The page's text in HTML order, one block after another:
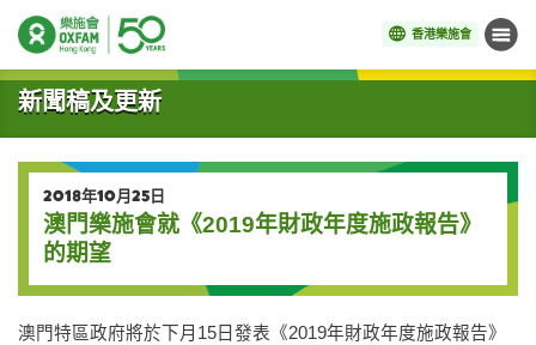
香港樂施會 目錄
開始主要內容
新聞稿及更新
2018年10月25日
澳門樂施會就《2019年財政年度施政報告》
的期望
澳門特區政府將於下月15日發表《2019年財政年度施政報告》